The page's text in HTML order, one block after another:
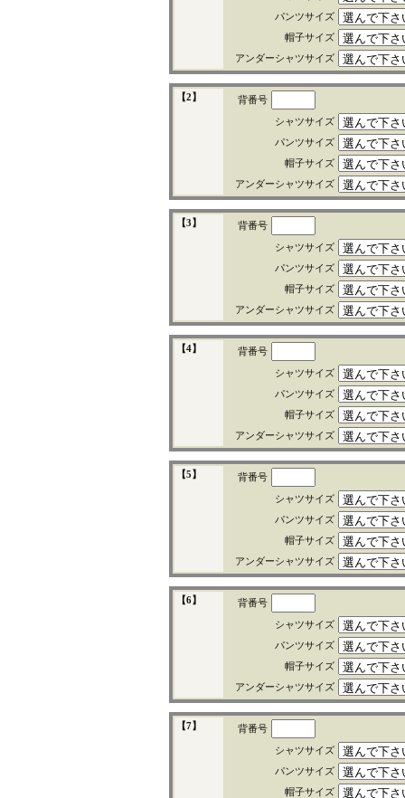
パンツサイズ
帽子サイズ
アンダーシャツサイズ
【2】
背番号
シャツサイズ
パンツサイズ
帽子サイズ
アンダーシャツサイズ
【3】
背番号
シャツサイズ
パンツサイズ
帽子サイズ
アンダーシャツサイズ
【4】
背番号
シャツサイズ
パンツサイズ
帽子サイズ
アンダーシャツサイズ
【5】
背番号
シャツサイズ
パンツサイズ
帽子サイズ
アンダーシャツサイズ
【6】
背番号
シャツサイズ
パンツサイズ
帽子サイズ
アンダーシャツサイズ
【7】
背番号
シャツサイズ
パンツサイズ
帽子サイズ